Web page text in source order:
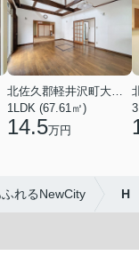
北佐久郡軽井沢町大字長倉
1LDK (67.61㎡)
14.5万円
れるNewCity H